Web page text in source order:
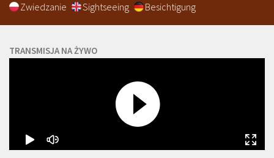
Zwiedzanie Sightseeing Besichtigung
TRANSMISJA NA ŻYWO